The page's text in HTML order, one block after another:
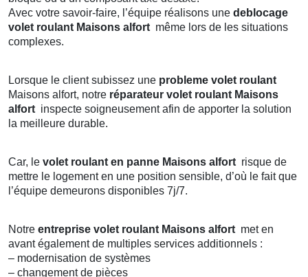
Avec votre savoir-faire, l’équipe réalisons une deblocage
volet roulant Maisons alfort même lors de les situations
complexes.
Lorsque le client subissez une probleme volet roulant
Maisons alfort, notre réparateur volet roulant Maisons
alfort inspecte soigneusement afin de apporter la solution
la meilleure durable.
Car, le volet roulant en panne Maisons alfort risque de
mettre le logement en une position sensible, d’où le fait que
l’équipe demeurons disponibles 7j/7.
Notre entreprise volet roulant Maisons alfort met en
avant également de multiples services additionnels :
– modernisation de systèmes
– changement de pièces